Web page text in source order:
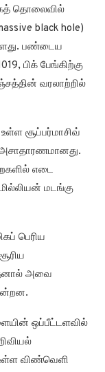
தொலைவில்
black hole)
பண்டைய
பிக் பேங்கிற்கு
வரலாற்றில்
சூப்பர்மாசிவ்
அசாதாரணமானது.
எடை
மடங்கு
பெரிய
அவை
ஒப்பீட்டளவில்
உள்ள விண்வெளி